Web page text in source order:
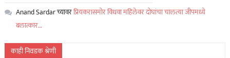
Anand Sardarच्यावरप्रियकरासमोर विधवा महिलेवर दोघांचा चालत्या जीपमध्ये
बलात्कार…
काही निवडक श्रेणी